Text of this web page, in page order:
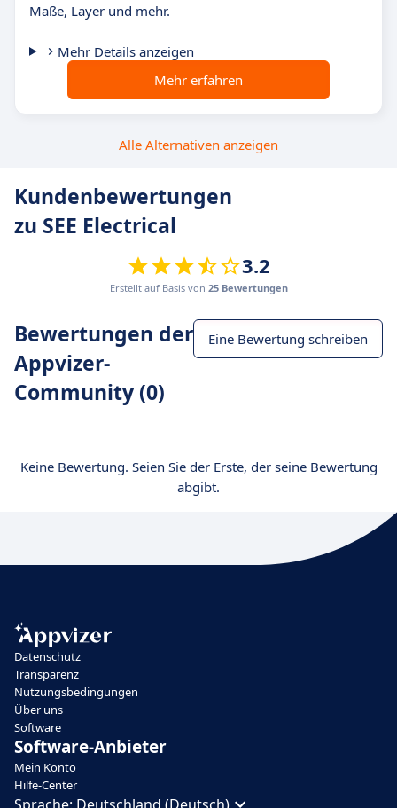
Maße, Layer und mehr.
Mehr Details anzeigen
Mehr erfahren
Alle Alternativen anzeigen
Kundenbewertungen
zu SEE Electrical
3.2
Erstellt auf Basis von 25 Bewertungen
Bewertungen der
Appvizer-
Community (0)
Eine Bewertung schreiben
Keine Bewertung. Seien Sie der Erste, der seine Bewertung
abgibt.
Datenschutz
Transparenz
Nutzungsbedingungen
Über uns
Software
Software-Anbieter
Mein Konto
Hilfe-Center